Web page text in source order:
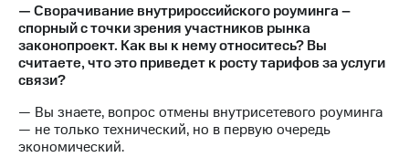
— Сворачивание внутрироссийского роуминга –
спорный с точки зрения участников рынка
законопроект. Как вы к нему относитесь? Вы
считаете, что это приведет к росту тарифов за услуги
связи?
— Вы знаете, вопрос отмены внутрисетевого роуминга
— не только технический, но в первую очередь
экономический.